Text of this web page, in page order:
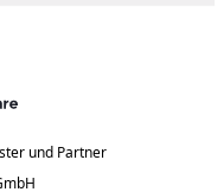
und Partner